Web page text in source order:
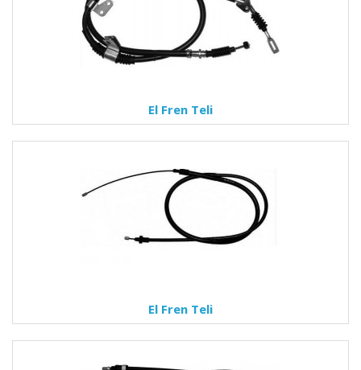
El Fren Teli
El Fren Teli